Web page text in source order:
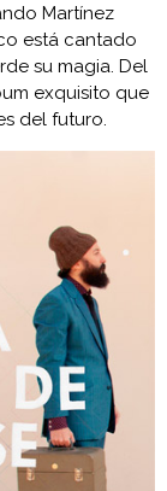
Martínez
está cantado
su magia. Del
exquisito que
del futuro.